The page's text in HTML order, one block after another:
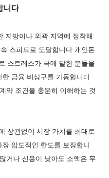
니다
지방이나 외곽 지역에 정착해
스피드로 도달합니다 개인돈
스트레스가 극에 달한 분들을
금융 비상구를 가동합니다
약 조건을 충분히 이해하는 것
상관없이 시장 가치를 최대로
압도적인 한도를 보장합니
거나 신용이 낮아도 소액은 무